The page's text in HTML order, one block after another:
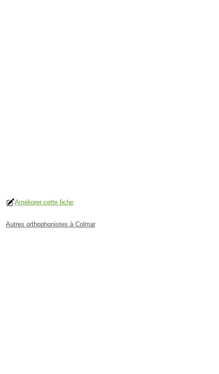
Améliorer cette fiche
Autres orthophonistes à Colmar